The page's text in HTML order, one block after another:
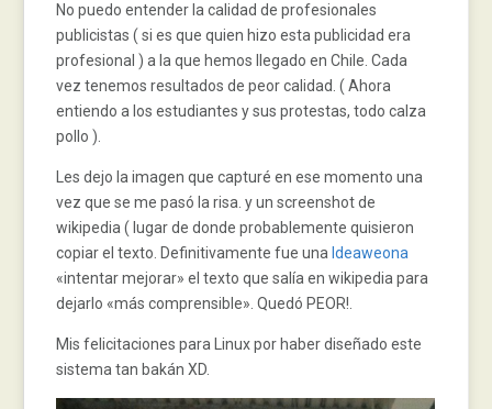
No puedo entender la calidad de profesionales
publicistas ( si es que quien hizo esta publicidad era
profesional ) a la que hemos llegado en Chile. Cada
vez tenemos resultados de peor calidad. ( Ahora
entiendo a los estudiantes y sus protestas, todo calza
pollo ).
Les dejo la imagen que capturé en ese momento una
vez que se me pasó la risa. y un screenshot de
wikipedia ( lugar de donde probablemente quisieron
copiar el texto. Definitivamente fue una Ideaweona
«intentar mejorar» el texto que salía en wikipedia para
dejarlo «más comprensible». Quedó PEOR!.
Mis felicitaciones para Linux por haber diseñado este
sistema tan bakán XD.